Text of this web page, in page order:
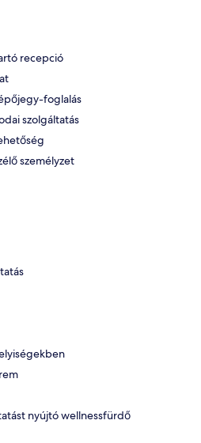
recepció
foglalás
szolgáltatás
személyzet
nyújtó wellnessfürdő